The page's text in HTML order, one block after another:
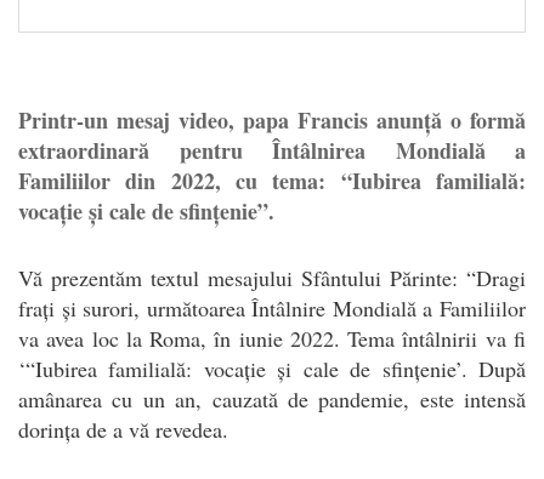
Printr-un mesaj video, papa Francis anunță o formă
extraordinară pentru Întâlnirea Mondială a
Familiilor din 2022, cu tema: “Iubirea familială:
vocație și cale de sfințenie”.
Vă prezentăm textul mesajului Sfântului Părinte: “Dragi
frați și surori, următoarea Întâlnire Mondială a Familiilor
va avea loc la Roma, în iunie 2022. Tema întâlnirii va fi
‘“Iubirea familială: vocație și cale de sfințenie’. După
amânarea cu un an, cauzată de pandemie, este intensă
dorința de a vă revedea.